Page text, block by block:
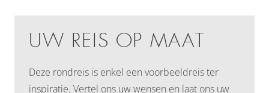
UW REIS OP MAAT
Deze rondreis is enkel een voorbeeldreis ter
inspiratie. Vertel ons uw wensen en laat ons uw